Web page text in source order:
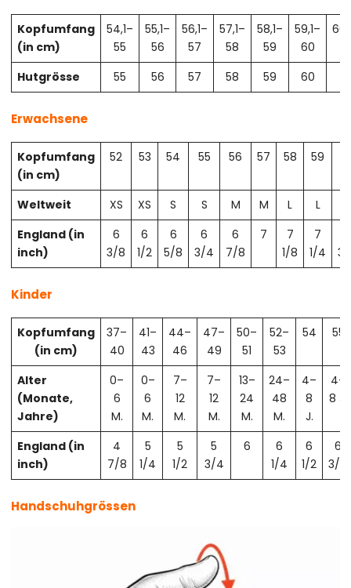
Kopfumfang
(in cm)
54,1–
55
55,1–
56
56,1–
57
57,1–
58
58,1–
59
59,1–
60
Hutgrösse
55 56 57 58 59 60
Erwachsene
Kopfumfang
(in cm)
52 53 54 55 56 57 58 59
Weltweit XS XS S S M M L L
England (in
inch)
6
3/8
6
1/2
6
5/8
6
3/4
6
7/8
7
7
1/8
7
1/4
Kinder
Kopfumfang
(in cm)
37–
40
41–
43
44–
46
47–
49
50–
51
52–
53
54 55
Alter
(Monate,
Jahre)
0–
6
M.
0–
6
M.
7–
12
M.
7–
12
M.
13–
24
M.
24–
48
M.
4–
8
J.
4–
8 J.
England (in
inch)
4
7/8
5
1/4
5
1/2
5
3/4
6
6
1/4
6
1/2
6
3/4
Handschuhgrössen